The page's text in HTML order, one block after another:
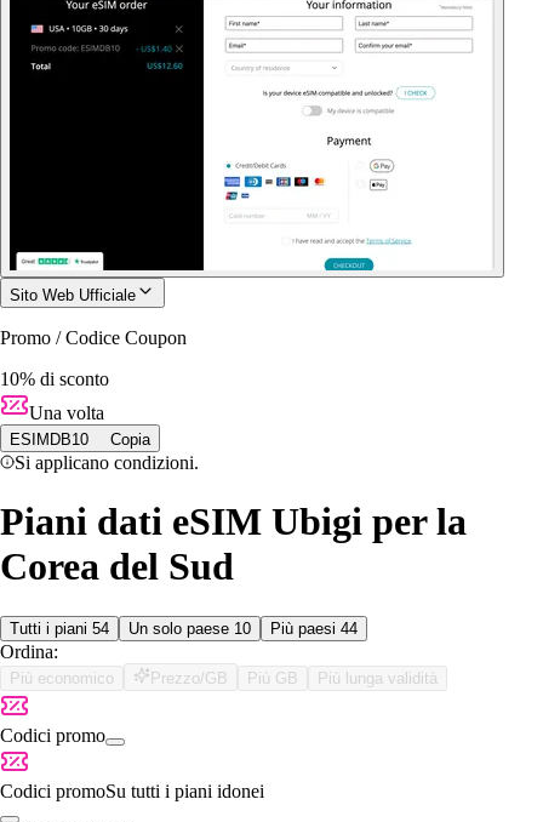
Sito Web Ufficiale
Promo / Codice Coupon
10% di sconto
Una volta
ESIMDB10 Copia
Si applicano condizioni.
Piani dati eSIM Ubigi per la
Corea del Sud
Tutti i piani 54 Un solo paese 10 Più paesi 44
Ordina:
Più economico Prezzo/GB Più GB Più lunga validità
Codici promo
Codici promoSu tutti i piani idonei